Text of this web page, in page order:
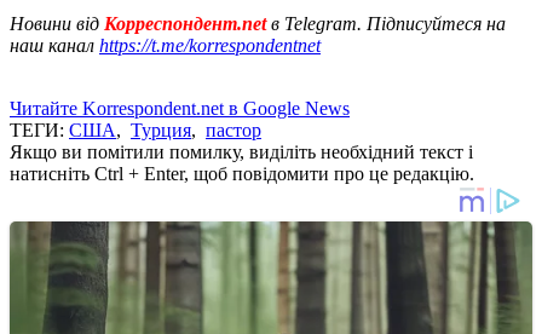
Новини від Корреспондент.netв Telegram. Підписуйтеся на
наш канал https://t.me/korrespondentnet
Читайте Korrespondent.net в Google News
ТЕГИ: США, Турция, пастор
Якщо ви помітили помилку, виділіть необхідний текст і
натисніть Ctrl + Enter, щоб повідомити про це редакцію.